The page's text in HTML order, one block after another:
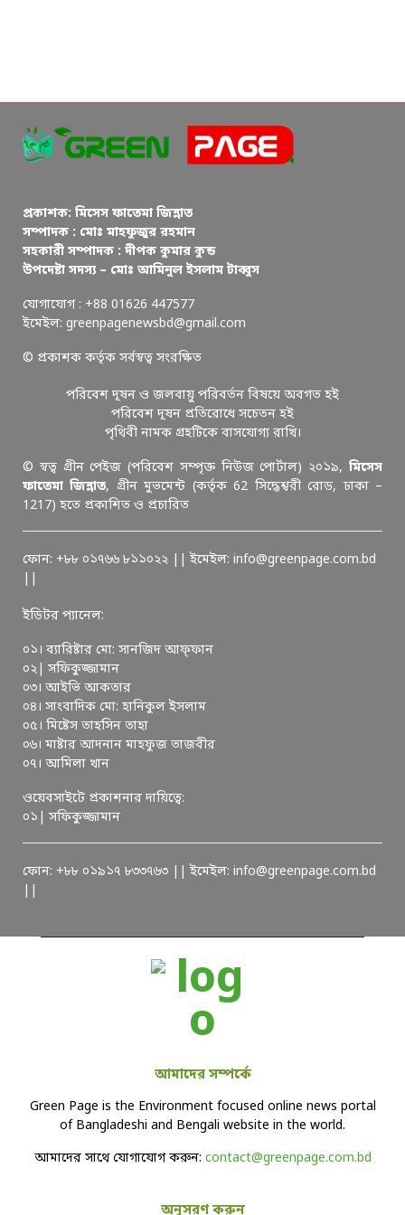
প্রকাশক: মিসেস ফাতেমা জিন্নাত
সম্পাদক : মোঃ মাহফুজুর রহমান
সহকারী সম্পাদক : দীপক কুমার কুন্ড
উপদেষ্টা সদস্য – মোঃ আমিনুল ইসলাম টাব্বুস
যোগাযোগ : +88 01626 447577
ইমেইল: greenpagenewsbd@gmail.com
© প্রকাশক কর্তৃক সর্বস্বত্ব সংরক্ষিত
পরিবেশ দূষন ও জলবায়ু পরিবর্তন বিষয়ে অবগত হই
পরিবেশ দূষন প্রতিরোধে সচেতন হই
পৃথিবী নামক গ্রহটিকে বাসযোগ্য রাখি।
© স্বত্ব গ্রীন পেইজ (পরিবেশ সম্পৃক্ত নিউজ পোর্টাল) ২০১৯, মিসেস
ফাতেমা জিন্নাত, গ্রীন মুভমেন্ট (কর্তৃক 62 সিদ্ধেশ্বরী রোড, ঢাকা –
1217) হতে প্রকাশিত ও প্রচারিত
ফোন: +৮৮ ০১৭৬৬ ৮১১০২২ || ইমেইল: info@greenpage.com.bd
ইডিটর প্যানেল:
০১। ব্যারিষ্টার মো: সানজিদ আফ্ফান
০২| সফিকুজ্জামান
০৩। আইভি আকতার
০৪। সাংবাদিক মো: হানিকুল ইসলাম
০৫। মিষ্টেস তাহসিন তাহা
০৬। মাষ্টার আদনান মাহফুজ তাজবীর
০৭। আমিলা খান
ওয়েবসাইটে প্রকাশনার দায়িত্বে:
০১| সফিকুজ্জামান
ফোন: +৮৮ ০১৯১৭ ৮৩৩৭৬৩ || ইমেইল: info@greenpage.com.bd
আমাদের সম্পর্কে
Green Page is the Environment focused online news portal
of Bangladeshi and Bengali website in the world.
আমাদের সাথে যোগাযোগ করুন: contact@greenpage.com.bd
অনুসরণ করুন